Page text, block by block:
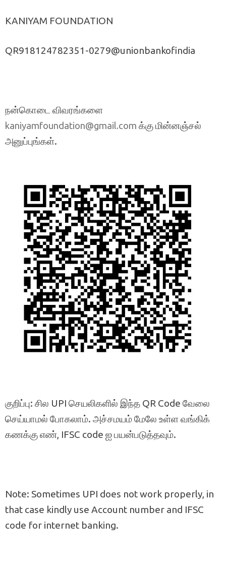
KANIYAM FOUNDATION
QR918124782351-0279@unionbankofindia
நன்கொடை விவரங்களை
kaniyamfoundation@gmail.com க்கு மின்னஞ்சல்
அனுப்புங்கள்.
குறிப்பு: சில UPI செயலிகளில் இந்த QR Code வேலை
செய்யாமல் போகலாம். அச்சமயம் மேலே உள்ள வங்கிக்
கணக்கு எண், IFSC code ஐ பயன்படுத்தவும்.
Note: Sometimes UPI does not work properly, in
that case kindly use Account number and IFSC
code for internet banking.